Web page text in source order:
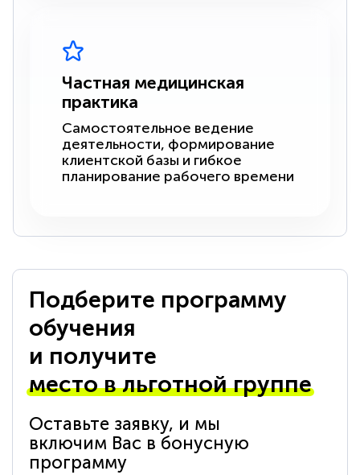
Частная медицинская
практика
Самостоятельное ведение
деятельности, формирование
клиентской базы и гибкое
планирование рабочего времени
Подберите программу
обучения
и получите
место в льготной группе
Оставьте заявку, и мы
включим Вас в бонусную
программу